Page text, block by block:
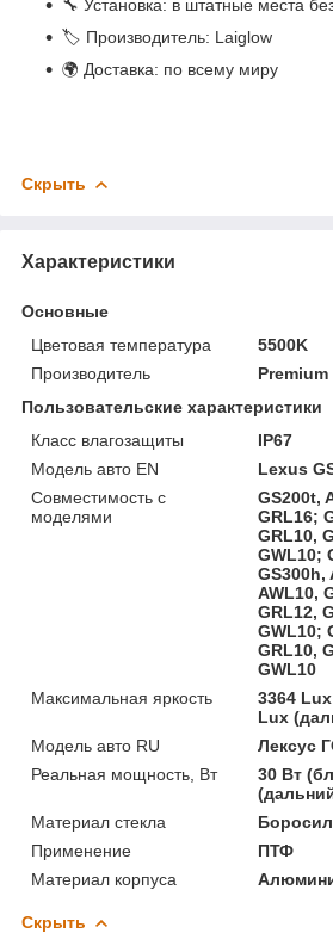
🔧 Установка: в штатные места
🏷 Производитель: Laiglow
🌍 Доставка: по всему миру
Скрыть
Характеристики
Основные
Цветовая температура
5500K
Производитель
Premium
Пользовательские характеристики
Класс влагозащиты
IP67
Модель авто EN
Lexus
Совместимость с
моделями
GS200t,
GRL16;
GRL10,
GWL10;
GS300h,
AWL10,
GRL12,
GWL10;
GRL10,
GWL10
Максимальная яркость
3364
Lux
Модель авто RU
Лексус
Реальная мощность, Вт
30 Вт
Материал стекла
Применение
ПТФ
Материал корпуса
Скрыть